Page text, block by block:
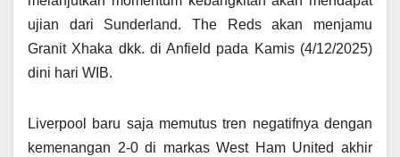
ujian dari Sunderland. The Reds akan menjamu
Granit Xhaka dkk. di Anfield pada Kamis (4/12/2025)
dini hari WIB.
Liverpool baru saja memutus tren negatifnya dengan
kemenangan 2-0 di markas West Ham United akhir